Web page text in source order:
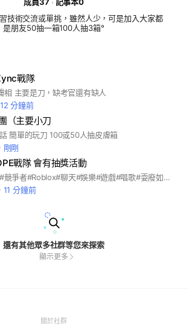
技術交流或單挑，雖然人少，可是加入大家都
是朋友50抽一箱100人抽3箱°
戰隊
相 主要是刀，缺考官還有缺人
12 分鐘前
（主要小刀
簡單的玩刀 100或50人抽皮膚箱
剛剛
戰隊 會有抽獎活動
簡單不難#競爭者#Roblox#聊天#娛樂#遊戲#唱歌#耍廢如果你認為想玩時，卻沒人，來這裡就對了
11 分鐘前
還有其他眾多社群等您來探索
顯示更多
關於社群(Open